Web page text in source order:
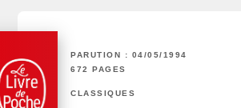
PARUTION : 04/05/1994
672 PAGES
CLASSIQUES